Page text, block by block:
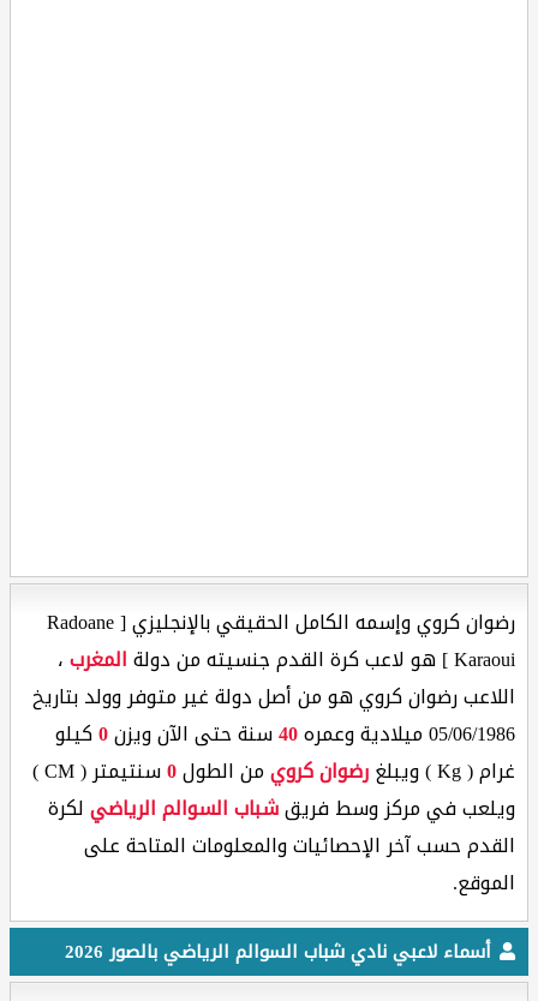
رضوان كروي وإسمه الكامل الحقيقي بالإنجليزي [ Radoane
Karaoui ] هو لاعب كرة القدم جنسيته من دولة
المغرب،
اللاعب رضوان كروي هو من أصل دولة غير متوفر وولد بتاريخ
05/06/1986 ميلادية وعمره
40سنة حتى الآن ويزن0كيلو
غرام ( Kg ) ويبلغ
رضوان كرويمن الطول0
سنتيمتر ( CM )
ويلعب في مركز وسط فريقشباب السوالم الرياضيلكرة
القدم حسب آخر الإحصائيات والمعلومات المتاحة على
الموقع.
أسماء لاعبي نادي شباب السوالم الرياضي بالصور 2026